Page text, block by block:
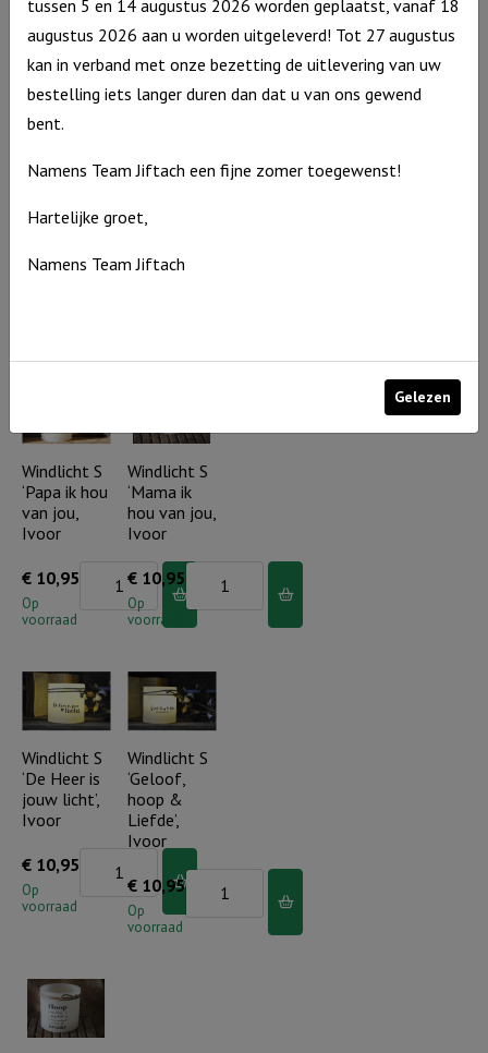
€10,95
Uitverkocht
€ 10,95
Uitverkocht
‘De Heer is
Taupe
‘Heer wijs
weg’, Ivoor
Windlicht S
‘Papa ik hou
van jou,
Ivoor
€ 10,95
Op
voorraad
Windlicht
hou
van
jou,
Ivoor
aantal
Windlicht S
‘Mama ik
hou van jou,
Ivoor
€ 10,95
Op
voorraad
Windlicht
S
'Mama
hou
van
jou,
Ivoor
Windlicht S
‘De Heer is
jouw licht’,
Ivoor
€ 10,95
Op
voorraad
Windlicht
is
jouw
licht',
Windlicht S
‘Geloof,
hoop &
Liefde’,
Ivoor
€ 10,95
Op
voorraad
Windlicht
S
tussen 5 en 14 augustus 2026 worden geplaatst, vanaf 18
augustus 2026 aan u worden uitgeleverd! Tot 27 augustus
kan in verband met onze bezetting de uitlevering van uw
bestelling iets langer duren dan dat u van ons gewend
bent.
Namens Team Jiftach een fijne zomer toegewenst!
Hartelijke groet,
Namens Team Jiftach
Gelezen